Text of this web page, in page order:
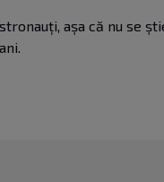
așa că nu se
.